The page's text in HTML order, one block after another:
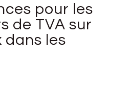
pour les
de TVA sur
dans les